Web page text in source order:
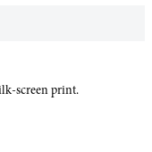
screen print.